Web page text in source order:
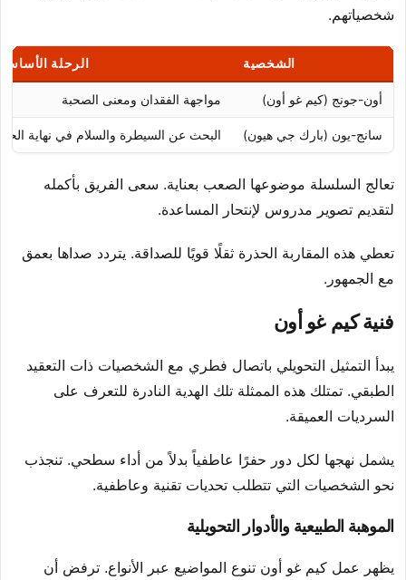
شخصياتهم.
الشخصية الرحلة
أون-جونج (كيم غو أون) مواجهة الفقدان ومعنى الصحبة
سانج-يون (بارك جي هيون) البحث عن السيطرة والسلام في نهاية
تعالج السلسلة موضوعها الصعب بعناية. سعى الفريق بأكمله
لتقديم تصوير مدروس لإنتحار المساعدة.
تعطي هذه المقاربة الحذرة ثقلًا قويًا للصداقة. يتردد صداها بعمق
مع الجمهور.
فنية كيم غو أون
يبدأ التمثيل التحويلي باتصال فطري مع الشخصيات ذات التعقيد
الطبقي. تمتلك هذه الممثلة تلك الهدية النادرة للتعرف على
السرديات العميقة.
يشمل نهجها لكل دور حفرًا عاطفياً بدلاً من أداء سطحي. تنجذب
نحو الشخصيات التي تتطلب تحديات تقنية وعاطفية.
الموهبة الطبيعية والأدوار التحويلية
يظهر عمل كيم غو أون تنوع المواضيع عبر الأنواع. ترفض أن